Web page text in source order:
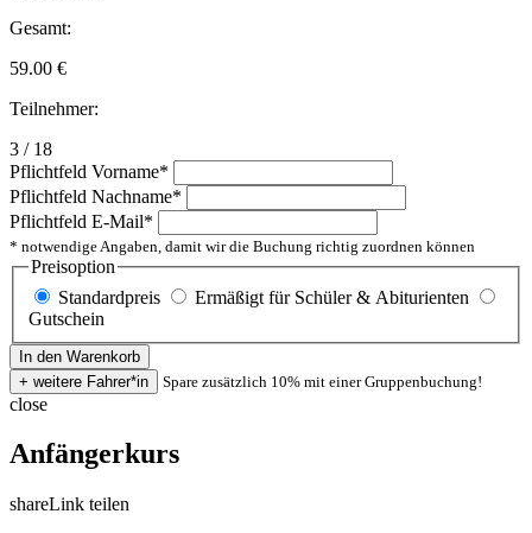
Gesamt:
59.00 €
Teilnehmer:
3 / 18
Pflichtfeld Vorname*
Pflichtfeld Nachname*
Pflichtfeld E-Mail*
* notwendige Angaben, damit wir die Buchung richtig zuordnen können
Preisoption
Standardpreis
Ermäßigt für Schüler & Abiturienten
Gutschein
Spare zusätzlich 10% mit einer Gruppenbuchung!
close
Anfängerkurs
shareLink teilen